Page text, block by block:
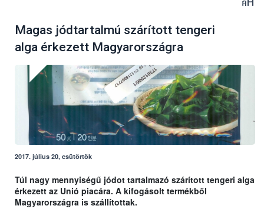
Magas jódtartalmú szárított tengeri
alga érkezett Magyarországra
2017. július 20, csütörtök
Túl nagy mennyiségű jódot tartalmazó szárított tengeri alga
érkezett az Unió piacára. A kifogásolt termékből
Magyarországra is szállítottak.